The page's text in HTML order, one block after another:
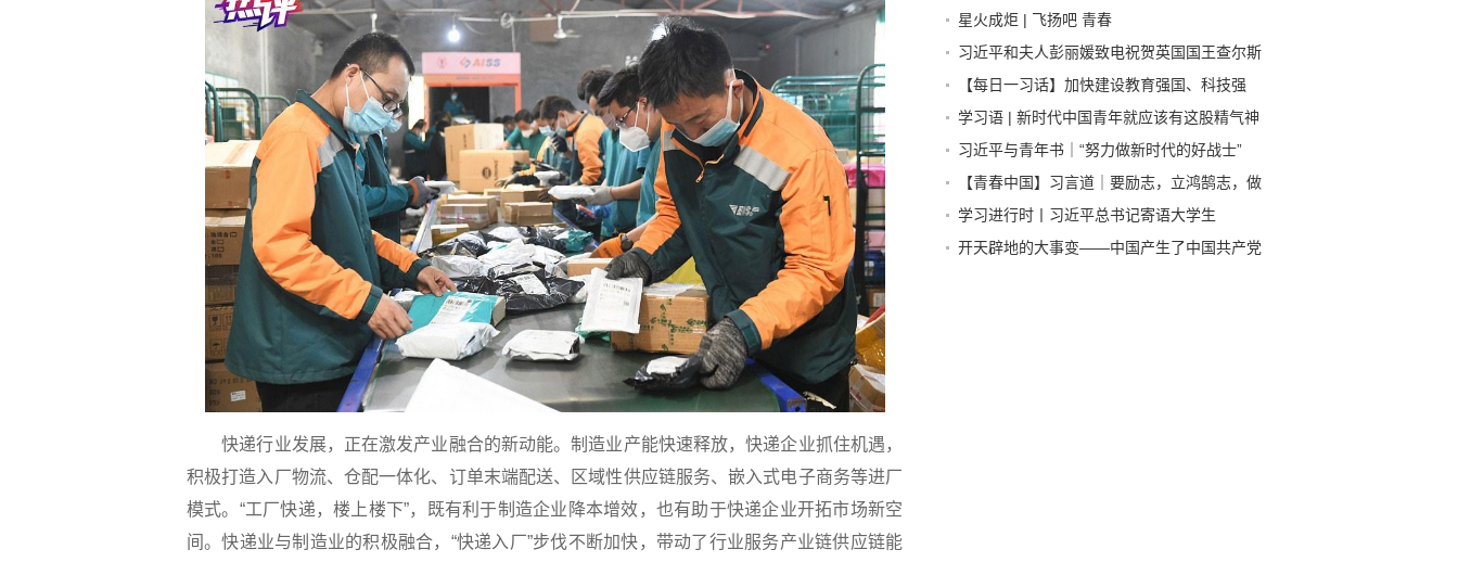
快递行业发展，正在激发产业融合的新动能。制造业产能快速释放，快递企业抓住机遇，
积极打造入厂物流、仓配一体化、订单末端配送、区域性供应链服务、嵌入式电子商务等进厂
模式。“工厂快递，楼上楼下”，既有利于制造企业降本增效，也有助于快递企业开拓市场新空
间。快递业与制造业的积极融合，“快递入厂”步伐不断加快，带动了行业服务产业链供应链能
信心）
星火成炬 | 飞扬吧 青春
习近平和夫人彭丽媛致电祝贺英国国王查尔斯
三世和王后卡米拉加冕
【每日一习话】加快建设教育强国、科技强
国、人才强国
学习语 | 新时代中国青年就应该有这股精气神
习近平与青年书｜“努力做新时代的好战士”
【青春中国】习言道｜要励志，立鸿鹄志，做
奋斗者
学习进行时丨习近平总书记寄语大学生
开天辟地的大事变——中国产生了中国共产党